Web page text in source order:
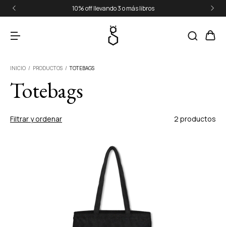
10% off llevando 3 o más libros
INICIO / PRODUCTOS / TOTEBAGS
Totebags
Filtrar y ordenar 2 productos